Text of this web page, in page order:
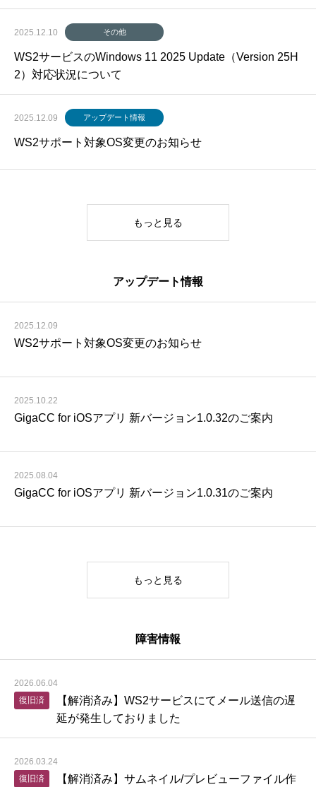
2025.12.10 その他
WS2サービスのWindows 11 2025 Update（Version 25H
2）対応状況について
2025.12.09 アップデート情報
WS2サポート対象OS変更のお知らせ
もっと見る
アップデート情報
2025.12.09
WS2サポート対象OS変更のお知らせ
2025.10.22
GigaCC for iOSアプリ 新バージョン1.0.32のご案内
2025.08.04
GigaCC for iOSアプリ 新バージョン1.0.31のご案内
もっと見る
障害情報
2026.06.04
復旧済
【解消済み】WS2サービスにてメール送信の遅
延が発生しておりました
2026.03.24
復旧済
【解消済み】サムネイル/プレビューファイル作